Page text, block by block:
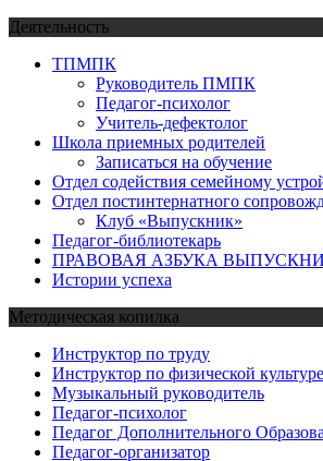
Деятельность
ТПМПК
Руководитель ПМПК
Педагог-психолог
Учитель-дефектолог
Школа приемных родителей
Записаться на обучение
Отдел содействия семейному
Отдел постинтернатного
Клуб «Выпускник»
Педагог-библиотекарь
ПРАВОВАЯ АЗБУКА
Истории успеха
Методическая копилка
Инструктор по труду
Инструктор по физической культуре
Музыкальный руководитель
Педагог-психолог
Педагог Дополнительного
Педагог-организатор